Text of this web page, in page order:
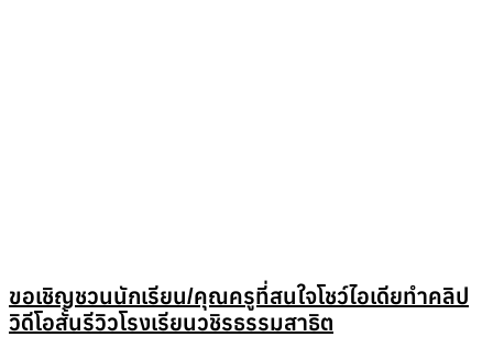
ขอเชิญชวนนักเรียน/คุณครูที่สนใจโชว์ไอเดียทำคลิป
วิดีโอสั้นรีวิวโรงเรียนวชิรธรรมสาธิต